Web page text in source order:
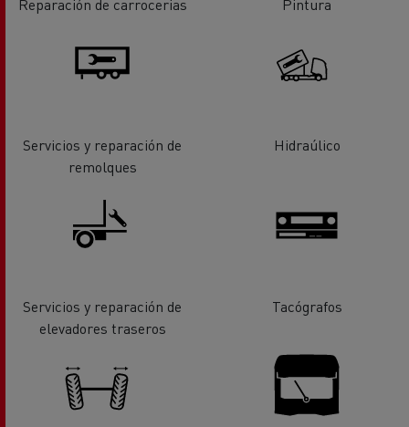
Reparación de carrocerias Pintura
Servicios y reparación de
remolques
Hidraúlico
Servicios y reparación de
elevadores traseros
Tacógrafos